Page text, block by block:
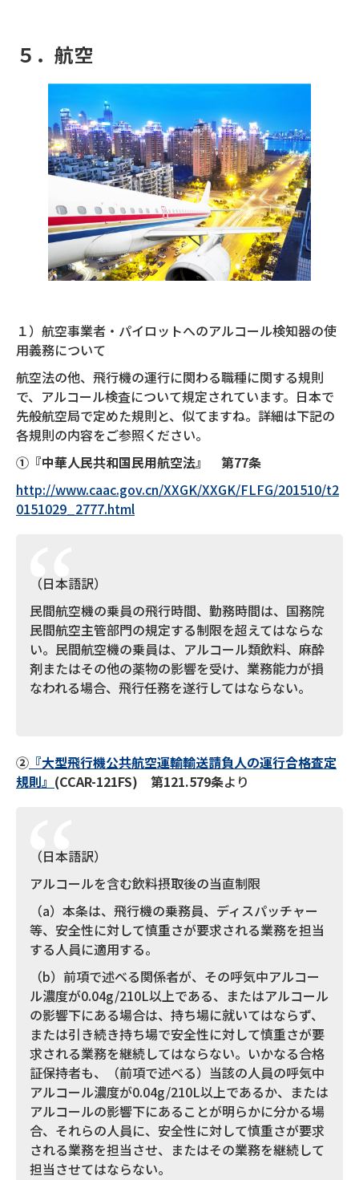
５．航空
１）航空事業者・パイロットへのアルコール検知器の使
用義務について
航空法の他、飛行機の運行に関わる職種に関する規則
で、アルコール検査について規定されています。日本で
先般航空局で定めた規則と、似てますね。詳細は下記の
各規則の内容をご参照ください。
① 『中華人民共和国民用航空法』 第77条
http://www.caac.gov.cn/XXGK/XXGK/FLFG/201510/t2
0151029_2777.html
（日本語訳）
民間航空機の乗員の飛行時間、勤務時間は、国務院
民間航空主管部門の規定する制限を超えてはならな
い。民間航空機の乗員は、アルコール類飲料、麻酔
剤またはその他の薬物の影響を受け、業務能力が損
なわれる場合、飛行任務を遂行してはならない。
② 『大型飛行機公共航空運輸輸送請負人の運行合格査定
規則』 (CCAR-121FS) 第121.579条より
（日本語訳）
アルコールを含む飲料摂取後の当直制限
（a）本条は、飛行機の乗務員、ディスパッチャー
等、安全性に対して慎重さが要求される業務を担当
する人員に適用する。
（b）前項で述べる関係者が、その呼気中アルコー
ル濃度が0.04g/210L以上である、またはアルコール
の影響下にある場合は、持ち場に就いてはならず、
または引き続き持ち場で安全性に対して慎重さが要
求される業務を継続してはならない。いかなる合格
証保持者も、（前項で述べる）当該の人員の呼気中
アルコール濃度が0.04g/210L以上であるか、または
アルコールの影響下にあることが明らかに分かる場
合、それらの人員に、安全性に対して慎重さが要求
される業務を担当させ、またはその業務を継続して
担当させてはならない。